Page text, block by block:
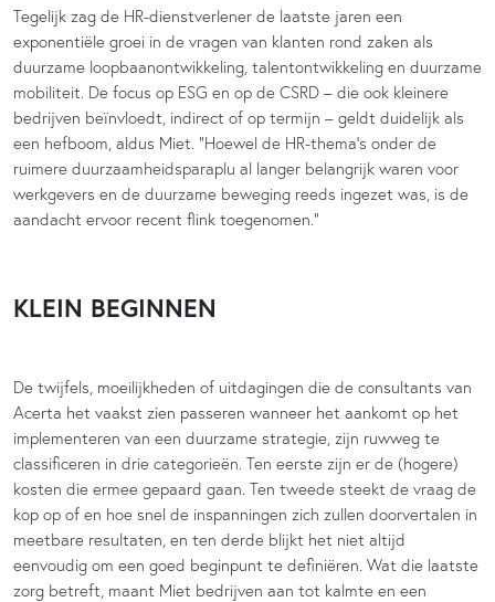
Tegelijk zag de HR-dienstverlener de laatste jaren een
exponentiële groei in de vragen van klanten rond zaken als
duurzame loopbaanontwikkeling, talentontwikkeling en duurzame
mobiliteit. De focus op ESG en op de CSRD – die ook kleinere
bedrijven beïnvloedt, indirect of op termijn – geldt duidelijk als
een hefboom, aldus Miet. “Hoewel de HR-thema’s onder de
ruimere duurzaamheidsparaplu al langer belangrijk waren voor
werkgevers en de duurzame beweging reeds ingezet was, is de
aandacht ervoor recent flink toegenomen.”
KLEIN BEGINNEN
De twijfels, moeilijkheden of uitdagingen die de consultants van
Acerta het vaakst zien passeren wanneer het aankomt op het
implementeren van een duurzame strategie, zijn ruwweg te
classificeren in drie categorieën. Ten eerste zijn er de (hogere)
kosten die ermee gepaard gaan. Ten tweede steekt de vraag de
kop op of en hoe snel de inspanningen zich zullen doorvertalen in
meetbare resultaten, en ten derde blijkt het niet altijd
eenvoudig om een goed beginpunt te definiëren. Wat die laatste
zorg betreft, maant Miet bedrijven aan tot kalmte en een